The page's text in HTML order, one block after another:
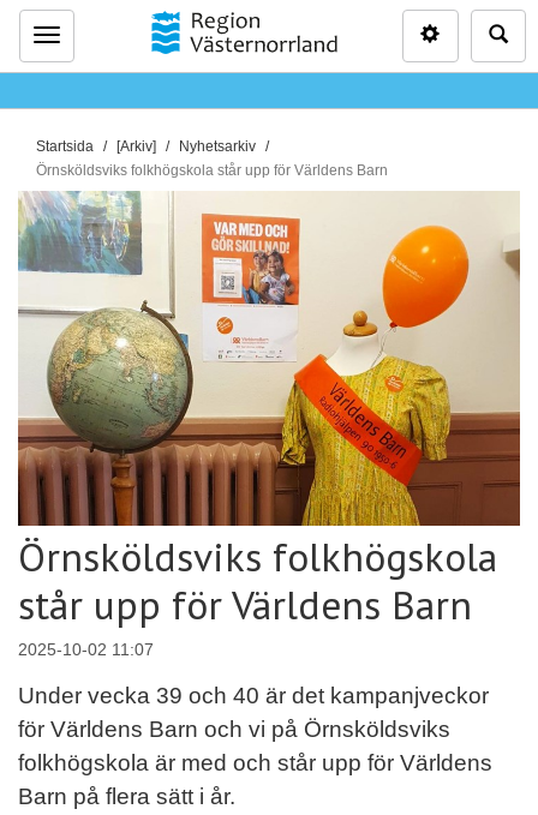
Meny
D
u
ä
r
h
r
Startsida [Arkiv]
Nyhetsarkiv
Örnsköldsviks folkhögskola står upp för Världens Barn
Örnsköldsviks folkhögskola
står upp för Världens Barn
2025-10-02 11:07
Under vecka 39 och 40 är det kampanjveckor
för Världens Barn och vi på Örnsköldsviks
folkhögskola är med och står upp för Världens
Barn på flera sätt i år.